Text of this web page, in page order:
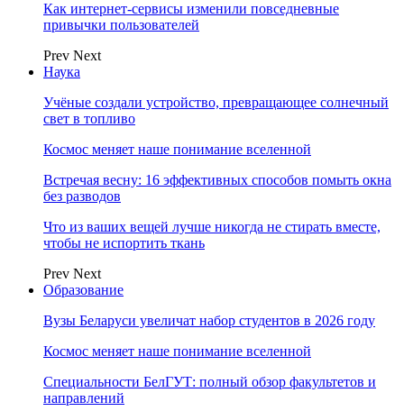
Как интернет-сервисы изменили повседневные
привычки пользователей
Prev Next
Наука
Учёные создали устройство, превращающее солнечный
свет в топливо
Космос меняет наше понимание вселенной
Встречая весну: 16 эффективных способов помыть окна
без разводов
Что из ваших вещей лучше никогда не стирать вместе,
чтобы не испортить ткань
Prev Next
Образование
Вузы Беларуси увеличат набор студентов в 2026 году
Космос меняет наше понимание вселенной
Специальности БелГУТ: полный обзор факультетов и
направлений